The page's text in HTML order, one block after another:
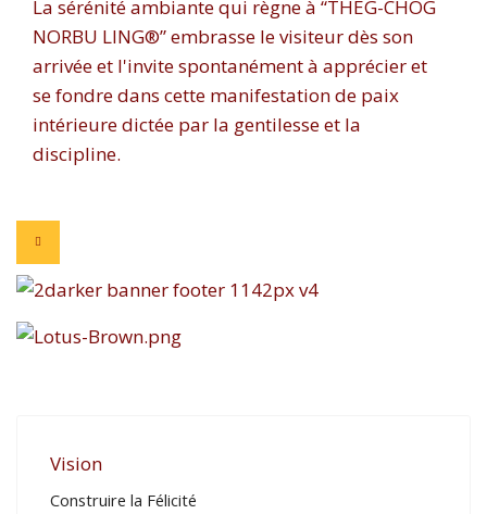
La sérénité ambiante qui règne à “THEG-CHOG
NORBU LING®” embrasse le visiteur dès son
arrivée et l'invite spontanément à apprécier et
se fondre dans cette manifestation de paix
intérieure dictée par la gentilesse et la
discipline.
Vision
Construire la Félicité